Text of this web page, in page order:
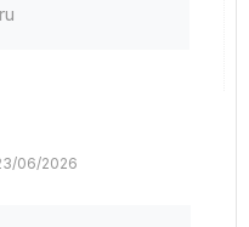
06/2026